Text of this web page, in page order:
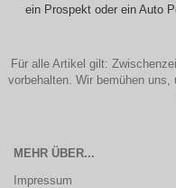
ein Prospekt oder ein Auto
Für alle Artikel gilt:
vorbehalten. Wir bemühen
MEHR ÜBER...
Impressum